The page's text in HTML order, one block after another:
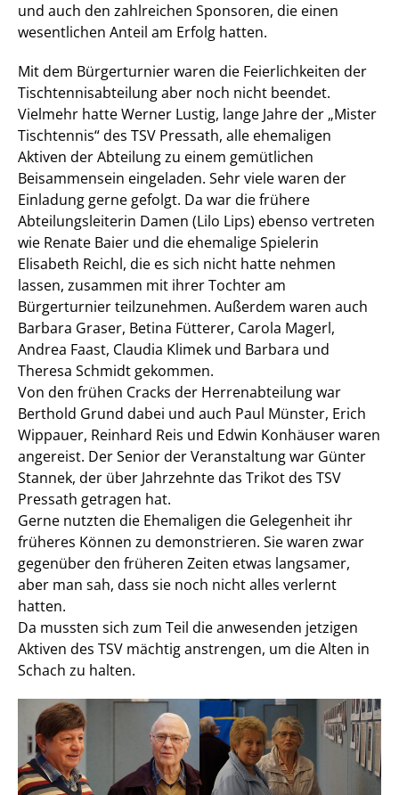
und auch den zahlreichen Sponsoren, die einen
wesentlichen Anteil am Erfolg hatten.
Mit dem Bürgerturnier waren die Feierlichkeiten der
Tischtennisabteilung aber noch nicht beendet.
Vielmehr hatte Werner Lustig, lange Jahre der „Mister
Tischtennis“ des TSV Pressath, alle ehemaligen
Aktiven der Abteilung zu einem gemütlichen
Beisammensein eingeladen. Sehr viele waren der
Einladung gerne gefolgt. Da war die frühere
Abteilungsleiterin Damen (Lilo Lips) ebenso vertreten
wie Renate Baier und die ehemalige Spielerin
Elisabeth Reichl, die es sich nicht hatte nehmen
lassen, zusammen mit ihrer Tochter am
Bürgerturnier teilzunehmen. Außerdem waren auch
Barbara Graser, Betina Fütterer, Carola Magerl,
Andrea Faast, Claudia Klimek und Barbara und
Theresa Schmidt gekommen.
Von den frühen Cracks der Herrenabteilung war
Berthold Grund dabei und auch Paul Münster, Erich
Wippauer, Reinhard Reis und Edwin Konhäuser waren
angereist. Der Senior der Veranstaltung war Günter
Stannek, der über Jahrzehnte das Trikot des TSV
Pressath getragen hat.
Gerne nutzten die Ehemaligen die Gelegenheit ihr
früheres Können zu demonstrieren. Sie waren zwar
gegenüber den früheren Zeiten etwas langsamer,
aber man sah, dass sie noch nicht alles verlernt
hatten.
Da mussten sich zum Teil die anwesenden jetzigen
Aktiven des TSV mächtig anstrengen, um die Alten in
Schach zu halten.